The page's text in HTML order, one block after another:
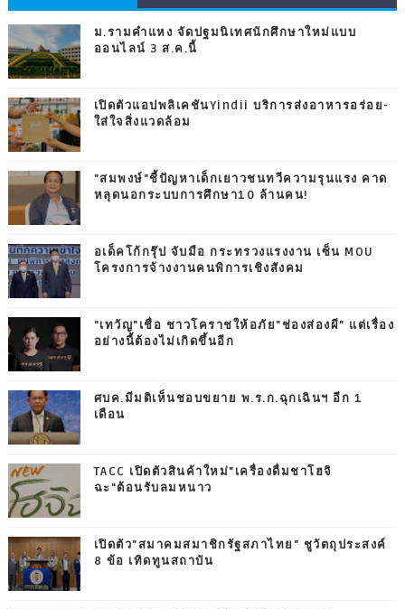
ม.รามคำแหง จัดปฐมนิเทศนักศึกษาใหม่แบบ
ออนไลน์ 3 ส.ค.นี้
เปิดตัวแอปพลิเคชันYindii บริการส่งอาหารอร่อย-
ใส่ใจสิ่งแวดล้อม
"สมพงษ์"ชี้ปัญหาเด็กเยาวชนทวีความรุนแรง คาด
หลุดนอกระบบการศึกษา10 ล้านคน!
อเด็คโก้กรุ๊ป จับมือ กระทรวงแรงงาน เซ็น MOU
โครงการจ้างงานคนพิการเชิงสังคม
"เทวัญ"เชื่อ ชาวโคราชให้อภัย"ช่องส่องผี" แต่เรื่อง
อย่างนี้ต้องไม่เกิดขึ้นอีก
ศบค.มีมติเห็นชอบขยาย พ.ร.ก.ฉุกเฉินฯ อีก 1
เดือน
TACC เปิดตัวสินค้าใหม่"เครื่องดื่มชาโฮจิ
ฉะ"ต้อนรับลมหนาว
เปิดตัว"สมาคมสมาชิกรัฐสภาไทย" ชูวัตถุประสงค์
8 ข้อ เทิดทูนสถาบัน